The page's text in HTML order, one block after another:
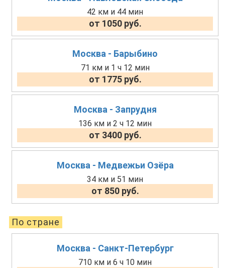
42 км и 44 мин
от 1050 руб.
Москва - Барыбино
71 км и 1 ч 12 мин
от 1775 руб.
Москва - Запрудня
136 км и 2 ч 12 мин
от 3400 руб.
Москва - Медвежьи Озёра
34 км и 51 мин
от 850 руб.
По стране
Москва - Санкт-Петербург
710 км и 6 ч 10 мин